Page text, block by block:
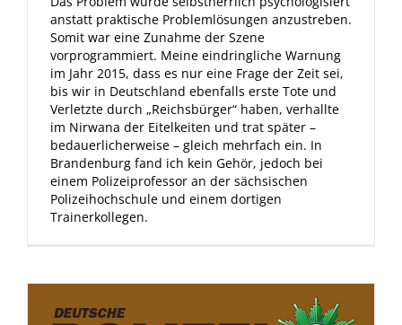
anstatt praktische Problemlösungen anzustreben.
Somit war eine Zunahme der Szene
vorprogrammiert. Meine eindringliche Warnung
im Jahr 2015, dass es nur eine Frage der Zeit sei,
bis wir in Deutschland ebenfalls erste Tote und
Verletzte durch „Reichsbürger“ haben, verhallte
im Nirwana der Eitelkeiten und trat später –
bedauerlicherweise – gleich mehrfach ein. In
Brandenburg fand ich kein Gehör, jedoch bei
einem Polizeiprofessor an der sächsischen
Polizeihochschule und einem dortigen
Trainerkollegen.